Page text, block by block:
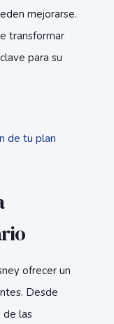
mejorarse.
transformar
para su
de tu plan
ofrecer un
Desde
de las